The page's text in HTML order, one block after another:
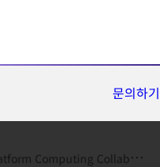
문의하기
Collaborate to Deliver Integrated HPC S...